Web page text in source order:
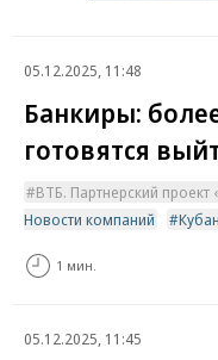
05.12.2025, 11:48
Банкиры:
готовятся
ВТБ. Партнерский проект
Новости компаний
1 мин.
05.12.2025, 11:45